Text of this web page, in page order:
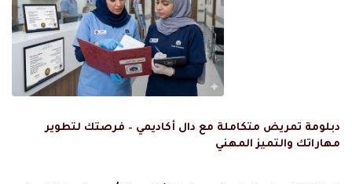
دبلومة تمريض متكاملة مع دال أكاديمي – فرصتك لتطوير
مهاراتك والتميز المهني